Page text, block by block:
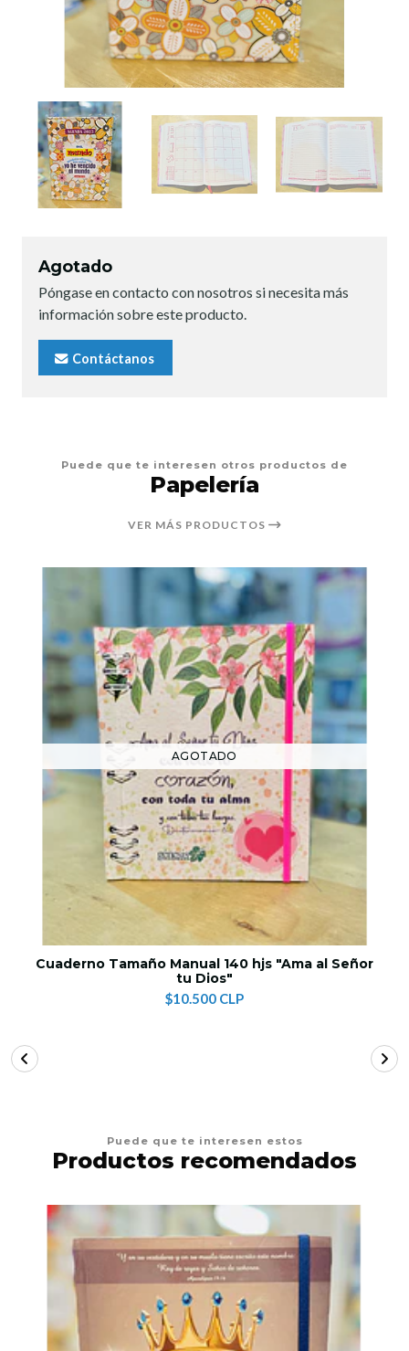
Agotado
Póngase en contacto con nosotros si necesita más
información sobre este producto.
Contáctanos
Puede que te interesen otros productos de
Papelería
VER MÁS PRODUCTOS
AGOTADO
Cuaderno Tamaño Manual 140 hjs "Ama al Señor
tu Dios"
$10.500 CLP
Puede que te interesen estos
Productos recomendados